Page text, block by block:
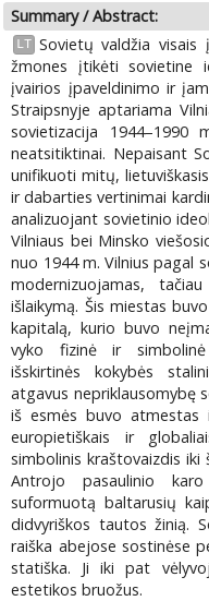
Summary / Abstract:
LT Sovietų valdžia visais
žmones įtikėti sovietine
įvairios įpaveldinimo ir
Straipsnyje aptariama
sovietizacija
neatsitiktinai. Nepaisant
unifikuoti mitų,
ir dabarties vertinimai
analizuojant sovietinio
Vilniaus bei Minsko
nuo 1944 m. Vilnius pagal
modernizuojamas,
išlaikymą. Šis miestas
kapitalą, kurio buvo
vyko fizinė ir
išskirtinės kokybės
atgavus nepriklausomybę
iš esmės buvo atmestas
europietiškais ir
simbolinis kraštovaizdis
Antrojo pasaulinio
suformuotą baltarusių
didvyriškos tautos žinią.
raiška abejose sostinėse
statiška. Ji iki pat
estetikos bruožus.